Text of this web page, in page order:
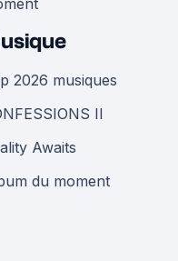
2026 musiques
II
Awaits
du moment